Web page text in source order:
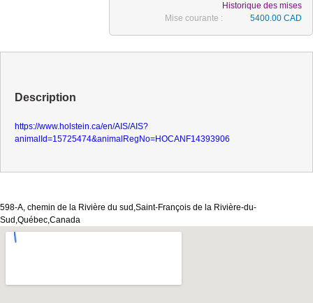
Historique des mises
Mise courante :
5400.00 CAD
Description
https://www.holstein.ca/en/AIS/AIS?
animalId=15725474&animalRegNo=HOCANF14393906
598-A, chemin de la Rivière du sud,Saint-François de la Rivière-du-
Sud,Québec,Canada